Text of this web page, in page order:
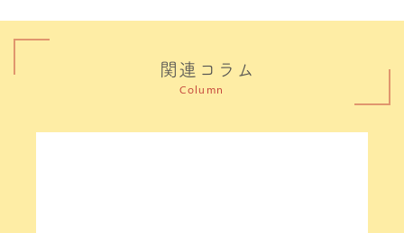
関連コラム
Column